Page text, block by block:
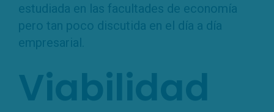
estudiada en las facultades de economía
pero tan poco discutida en el día a día
empresarial.
Viabilidad